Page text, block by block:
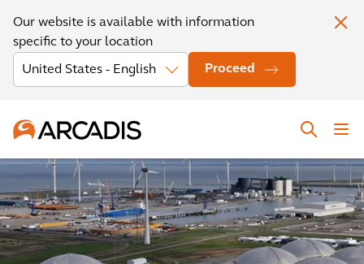
Our website is available with information
specific to your location
Proceed